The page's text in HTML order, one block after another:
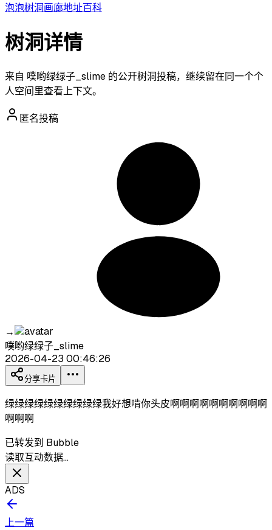
泡泡树洞画廊地址百科
树洞详情
来自 噗哟绿绿子_slime 的公开树洞投稿，继续留在同一个个
人空间里查看上下文。
匿名投稿
→
噗哟绿绿子_slime
2026-04-23 00:46:26
分享卡片
绿绿绿绿绿绿绿绿绿绿我好想啃你头皮啊啊啊啊啊啊啊啊啊啊
啊啊啊
已转发到 Bubble
读取互动数据…
ADS
上一篇